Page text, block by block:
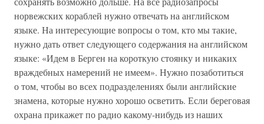
норвежских кораблей нужно отвечать на английском
языке. На интересующие вопросы о том, кто мы такие,
нужно дать ответ следующего содержания на английском
языке: «Идем в Берген на короткую стоянку и никаких
враждебных намерений не имеем». Нужно позаботиться
о том, чтобы во всех подразделениях были английские
знамена, которые нужно хорошо осветить. Если береговая
охрана прикажет по радио какому-нибудь из наших